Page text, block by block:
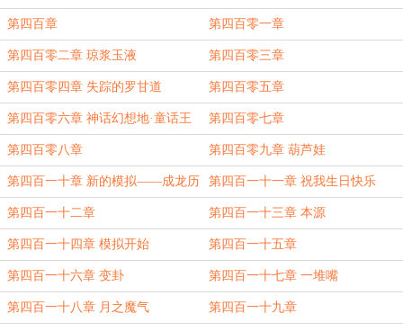
第四百章 第四百零一章
第四百零二章 琼浆玉液 第四百零三章
第四百零四章 失踪的罗甘道 第四百零五章
第四百零六章 神话幻想地·童话王
国
第四百零七章
第四百零八章 第四百零九章 葫芦娃
第四百一十章 新的模拟——成龙历
险记
第四百一十一章 祝我生日快乐
第四百一十二章 第四百一十三章 本源
第四百一十四章 模拟开始 第四百一十五章
第四百一十六章 变卦 第四百一十七章 一堆嘴
第四百一十八章 月之魔气 第四百一十九章